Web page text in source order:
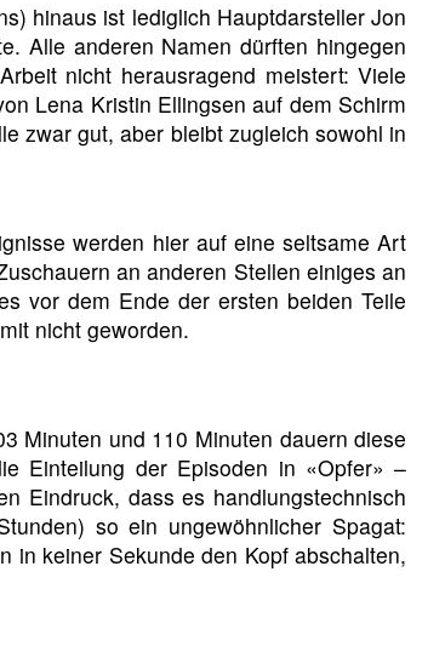
hinaus ist lediglich Hauptdarsteller Jon
Alle anderen Namen dürften hingegen
nicht herausragend meistert: Viele
Lena Kristin Ellingsen auf dem Schirm
zwar gut, aber bleibt zugleich sowohl in
werden hier auf eine seltsame Art
an anderen Stellen einiges an
vor dem Ende der ersten beiden Teile
nicht geworden.
Minuten und 110 Minuten dauern diese
Einteilung der Episoden in «Opfer» –
Eindruck, dass es handlungstechnisch
so ein ungewöhnlicher Spagat:
in keiner Sekunde den Kopf abschalten,